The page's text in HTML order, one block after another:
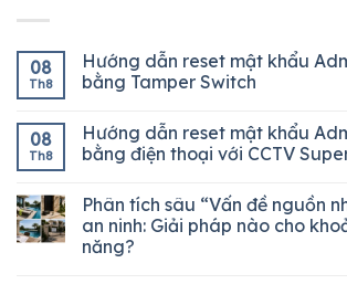
08
Th8
Hướng dẫn reset mật khẩu
bằng Tamper Switch
08
Th8
Hướng dẫn reset mật khẩu
bằng điện thoại với CCTV
Phân tích sâu “Vấn đề nguồn
an ninh: Giải pháp nào cho
năng?